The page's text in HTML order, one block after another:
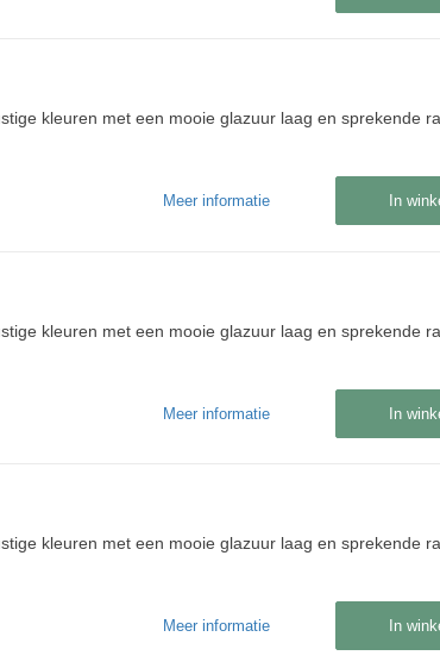
kleuren met een mooie glazuur laag en sprekende
In
Meer informatie
kleuren met een mooie glazuur laag en sprekende
In
Meer informatie
kleuren met een mooie glazuur laag en sprekende
In
Meer informatie